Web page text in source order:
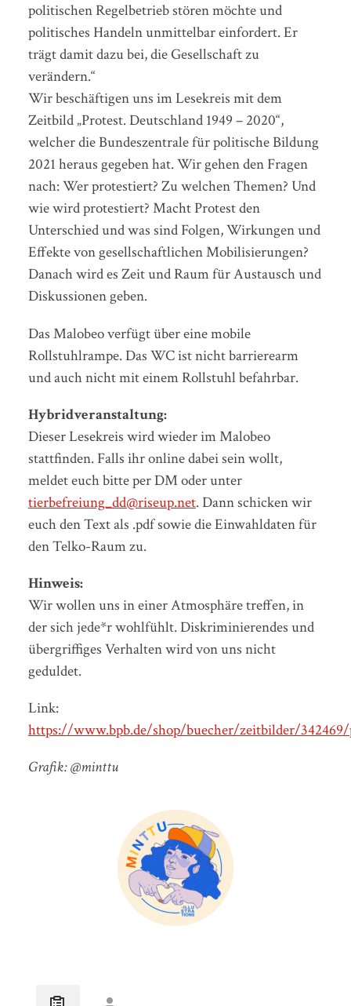
politischen Regelbetrieb stören möchte und
politisches Handeln unmittelbar einfordert. Er
trägt damit dazu bei, die Gesellschaft zu
verändern.“
Wir beschäftigen uns im Lesekreis mit dem
Zeitbild „Protest. Deutschland 1949 – 2020“,
welcher die Bundeszentrale für politische Bildung
2021 heraus gegeben hat. Wir gehen den Fragen
nach: Wer protestiert? Zu welchen Themen? Und
wie wird protestiert? Macht Protest den
Unterschied und was sind Folgen, Wirkungen und
Effekte von gesellschaftlichen Mobilisierungen?
Danach wird es Zeit und Raum für Austausch und
Diskussionen geben.
Das Malobeo verfügt über eine mobile
Rollstuhlrampe. Das WC ist nicht barrierearm
und auch nicht mit einem Rollstuhl befahrbar.
Hybridveranstaltung:
Dieser Lesekreis wird wieder im Malobeo
stattfinden. Falls ihr online dabei sein wollt,
meldet euch bitte per DM oder unter
tierbefreiung_dd@riseup.net. Dann schicken wir
euch den Text als .pdf sowie die Einwahldaten für
den Telko-Raum zu.
Hinweis:
Wir wollen uns in einer Atmosphäre treffen, in
der sich jede*r wohlfühlt. Diskriminierendes und
übergriffiges Verhalten wird von uns nicht
geduldet.
Link:
https://www.bpb.de/shop/buecher/zeitbilder/
Grafik: @minttu